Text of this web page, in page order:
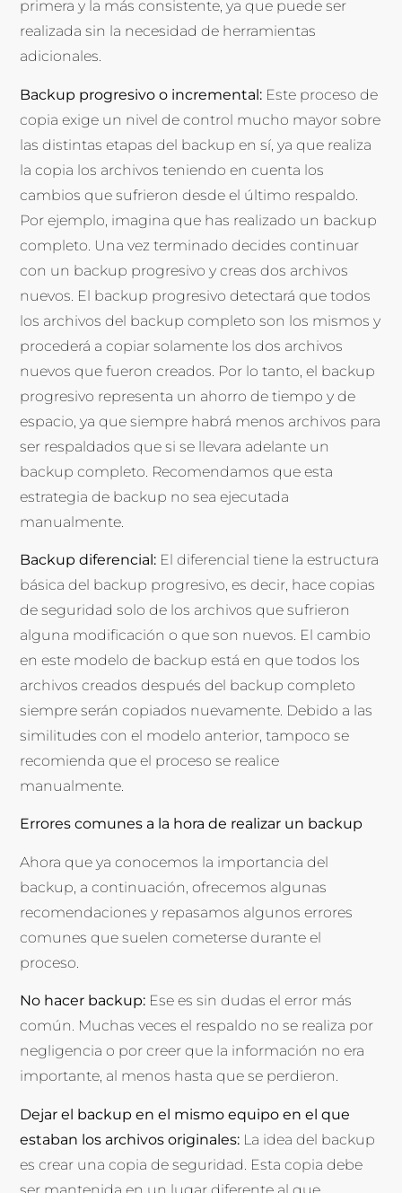
primera y la más consistente, ya que puede ser
realizada sin la necesidad de herramientas
adicionales.
Backup progresivo o incremental: Este proceso de
copia exige un nivel de control mucho mayor sobre
las distintas etapas del backup en sí, ya que realiza
la copia los archivos teniendo en cuenta los
cambios que sufrieron desde el último respaldo.
Por ejemplo, imagina que has realizado un backup
completo. Una vez terminado decides continuar
con un backup progresivo y creas dos archivos
nuevos. El backup progresivo detectará que todos
los archivos del backup completo son los mismos y
procederá a copiar solamente los dos archivos
nuevos que fueron creados. Por lo tanto, el backup
progresivo representa un ahorro de tiempo y de
espacio, ya que siempre habrá menos archivos para
ser respaldados que si se llevara adelante un
backup completo. Recomendamos que esta
estrategia de backup no sea ejecutada
manualmente.
Backup diferencial: El diferencial tiene la estructura
básica del backup progresivo, es decir, hace copias
de seguridad solo de los archivos que sufrieron
alguna modificación o que son nuevos. El cambio
en este modelo de backup está en que todos los
archivos creados después del backup completo
siempre serán copiados nuevamente. Debido a las
similitudes con el modelo anterior, tampoco se
recomienda que el proceso se realice
manualmente.
Errores comunes a la hora de realizar un backup
Ahora que ya conocemos la importancia del
backup, a continuación, ofrecemos algunas
recomendaciones y repasamos algunos errores
comunes que suelen cometerse durante el
proceso.
No hacer backup: Ese es sin dudas el error más
común. Muchas veces el respaldo no se realiza por
negligencia o por creer que la información no era
importante, al menos hasta que se perdieron.
Dejar el backup en el mismo equipo en el que
estaban los archivos originales: La idea del backup
es crear una copia de seguridad. Esta copia debe
ser mantenida en un lugar diferente al que